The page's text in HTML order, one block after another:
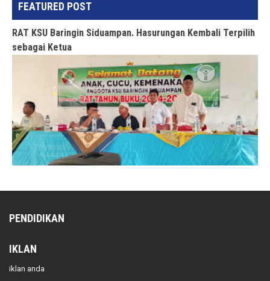
FEATURED POST
RAT KSU Baringin Siduampan. Hasurungan Kembali Terpilih
sebagai Ketua
PENDIDIKAN
IKLAN
iklan anda